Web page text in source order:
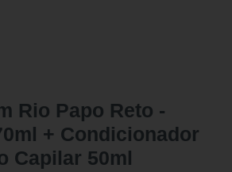
Rio Papo Reto -
+ Condicionador
Capilar 50ml